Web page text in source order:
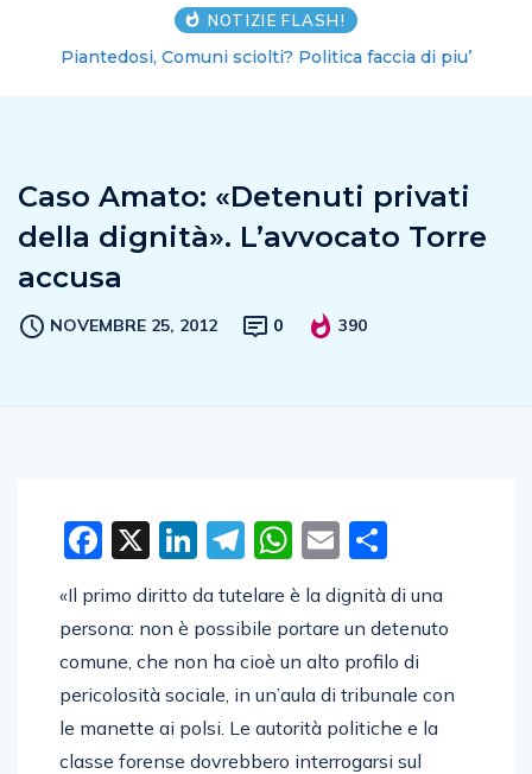
NOTIZIE FLASH!
Piantedosi, Comuni sciolti? Politica faccia di piu’
Caso Amato: «Detenuti privati
della dignità». L’avvocato Torre
accusa
NOVEMBRE 25, 2012 0 390
Facebook
X LinkedIn
Telegram
WhatsApp
Email
«Il primo diritto da tutelare è la dignità di una
persona: non è possibile portare un detenuto
comune, che non ha cioè un alto profilo di
pericolosità sociale, in un’aula di tribunale con
le manette ai polsi. Le autorità politiche e la
classe forense dovrebbero interrogarsi sul